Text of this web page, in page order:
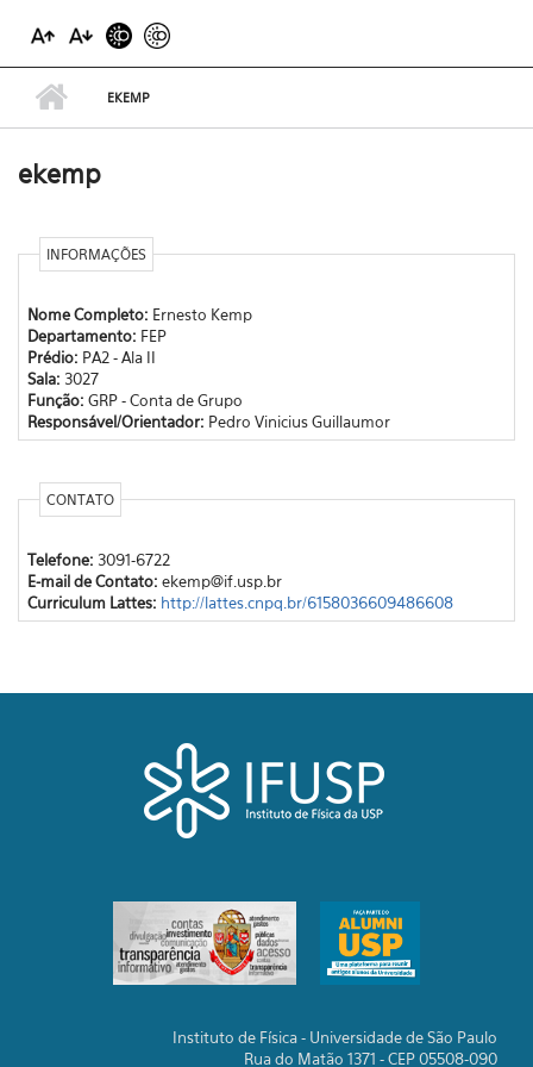
EKEMP
ekemp
INFORMAÇÕES
Nome Completo: Ernesto Kemp
Departamento: FEP
Prédio: PA2 - Ala II
Sala: 3027
Função: GRP - Conta de Grupo
Responsável/Orientador: Pedro Vinicius Guillaumor
CONTATO
Telefone: 3091-6722
E-mail de Contato: ekemp@if.usp.br
Curriculum Lattes: http://lattes.cnpq.br/6158036609486608
Instituto de Física - Universidade de São Paulo
Rua do Matão 1371 - CEP 05508-090